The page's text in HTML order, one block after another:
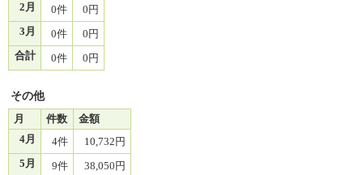
2月
0件
0円
3月
0件
0円
合計
0件 0円
その他
月
件数
金額
4月
4件
10,732円
5月
9件
38,050円